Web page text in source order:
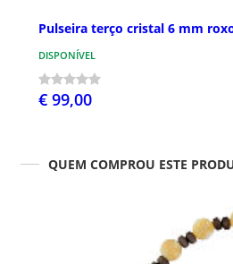
Pulseira terço cristal 6 mm
DISPONÍVEL
€ 99,00
QUEM COMPROU ESTE